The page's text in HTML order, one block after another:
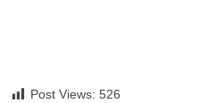
Post Views: 526